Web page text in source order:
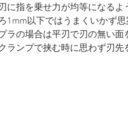
に指を乗せ力が均等になる
1mm以下ではうまくいかず
ラの場合は平刃で刃の無い
ランプで挟む時に思わず刃